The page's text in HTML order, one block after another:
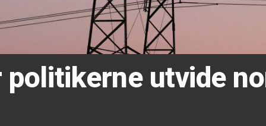
politikerne utvide